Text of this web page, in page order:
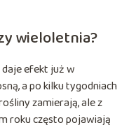
wieloletnia?
daje efekt już w
a po kilku tygodniach
zamierają, ale z
roku często pojawiają